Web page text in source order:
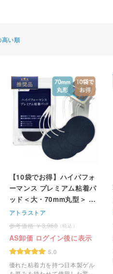
い順
【10袋でお得】ハイパフォ
ーマンス プレミアム粘着パ
ッド＜大・70mm丸型＞ 4
枚1組
アトラストア
3,960
AS卸価 ログイン後に表示
5.0
優れた粘着力を持つ日本製ゲル